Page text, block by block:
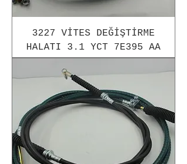
3227 VİTES DEĞİŞTİRME
HALATI 3.1 YCT 7E395 AA